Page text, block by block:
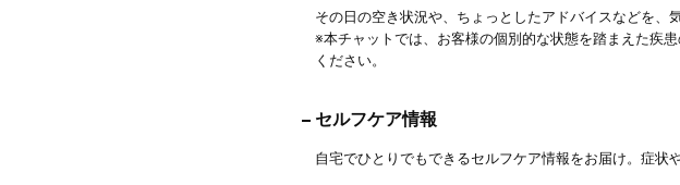
その日の空き状況や、ちょっとしたアドバイスなどを、
※本チャットでは、お客様の個別的な状態を踏まえた疾
ください。
セルフケア情報
自宅でひとりでもできるセルフケア情報をお届け。症状